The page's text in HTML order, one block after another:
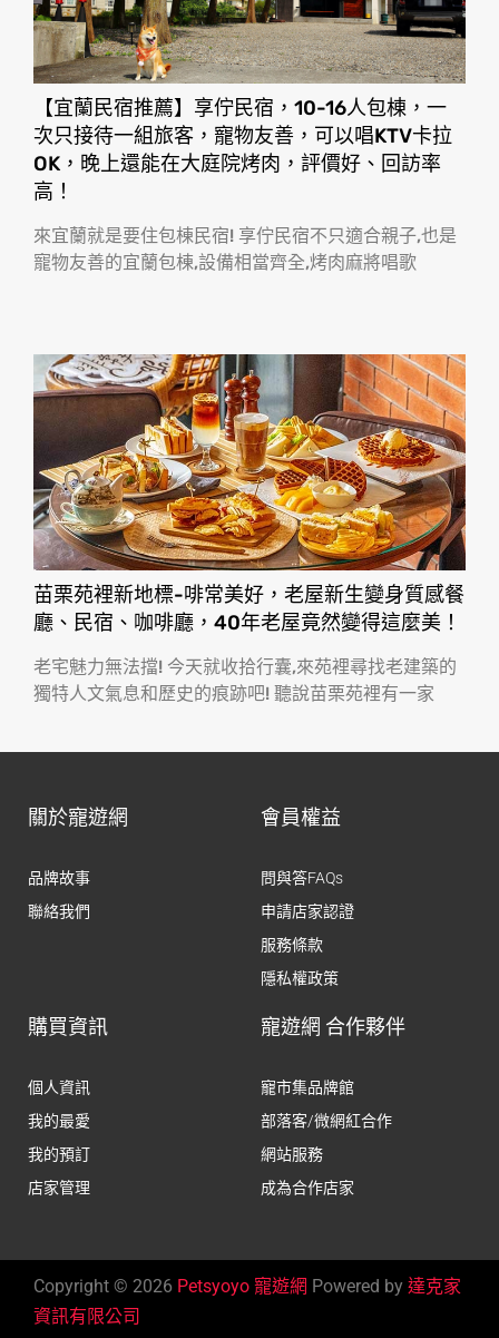
【宜蘭民宿推薦】享佇民宿，10-16人包棟，一
次只接待一組旅客，寵物友善，可以唱KTV卡拉
OK，晚上還能在大庭院烤肉，評價好、回訪率
高！
來宜蘭就是要住包棟民宿! 享佇民宿不只適合親子,也是
寵物友善的宜蘭包棟,設備相當齊全,烤肉麻將唱歌
苗栗苑裡新地標-啡常美好，老屋新生變身質感餐
廳、民宿、咖啡廳，40年老屋竟然變得這麼美！
老宅魅力無法擋! 今天就收拾行囊,來苑裡尋找老建築的
獨特人文氣息和歷史的痕跡吧! 聽說苗栗苑裡有一家
關於寵遊網
品牌故事
聯絡我們
會員權益
問與答FAQs
申請店家認證
服務條款
隱私權政策
購買資訊
個人資訊
我的最愛
我的預訂
店家管理
寵遊網 合作夥伴
寵市集品牌館
部落客/微網紅合作
網站服務
成為合作店家
Copyright © 2026 Petsyoyo 寵遊網 Powered by 達克家
資訊有限公司